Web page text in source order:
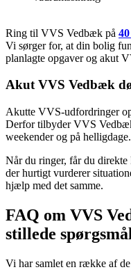
Ring til VVS Vedbæk på
Vi sørger for, at din bolig
planlagte opgaver og akut
Akut VVS Vedbæk
Akutte VVS-udfordringer
Derfor tilbyder VVS
weekender og på helligdage.
Når du ringer, får du
der hurtigt vurderer
hjælp med det samme.
FAQ om VVS
stillede spørgsmål
Vi har samlet en række af